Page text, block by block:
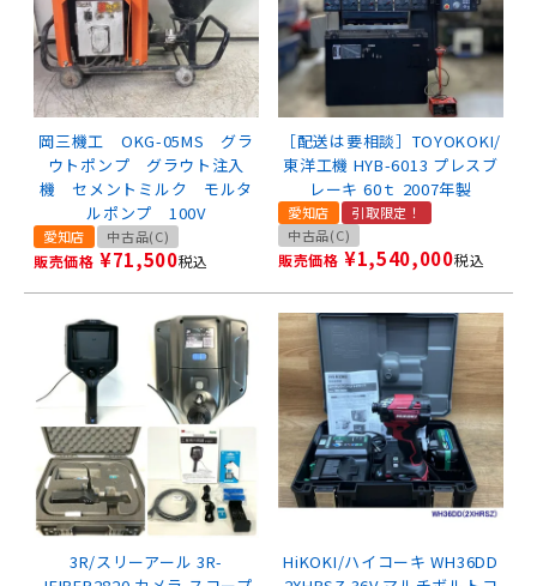
岡三機工 OKG-05MS グラ
ウトポンプ グラウト注入
機 セメントミルク モルタ
ルポンプ 100V
愛知店 中古品(C)
販売価格 ¥71,500税込
［配送は要相談］TOYOKOKI/
東洋工機 HYB-6013 プレスブ
レーキ 60ｔ 2007年製
愛知店
引取限定！
中古品(C)
販売価格 ¥1,540,000税込
3R/スリーアール 3R-
HiKOKI/ハイコーキ WH36DD